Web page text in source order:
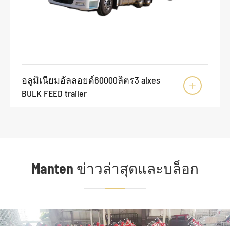
อลูมิเนียมอัลลอยด์60000ลิตร3 alxes
BULK FEED trailer

Manten ข่าวล่าสุดและบล็อก